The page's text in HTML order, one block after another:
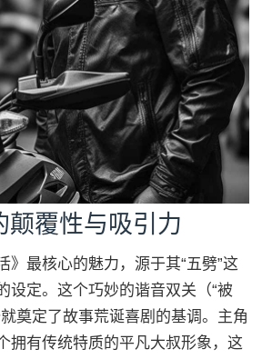
颠覆性与吸引力
》最核心的魅力，源于其“五劈”这
设定。这个巧妙的谐音双关（“被
奠定了故事荒诞喜剧的基调。主角
拥有传统特质的平凡大叔形象，这